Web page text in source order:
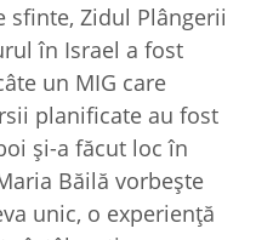
sfinte, Zidul Plângerii
în Israel a fost
un MIG care
planificate au fost
şi-a făcut loc în
Băilă vorbeşte
unic, o experienţă